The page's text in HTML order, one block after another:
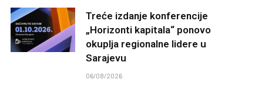
Treće izdanje konferencije
„Horizonti kapitala“ ponovo
okuplja regionalne lidere u
Sarajevu
06/08/2026